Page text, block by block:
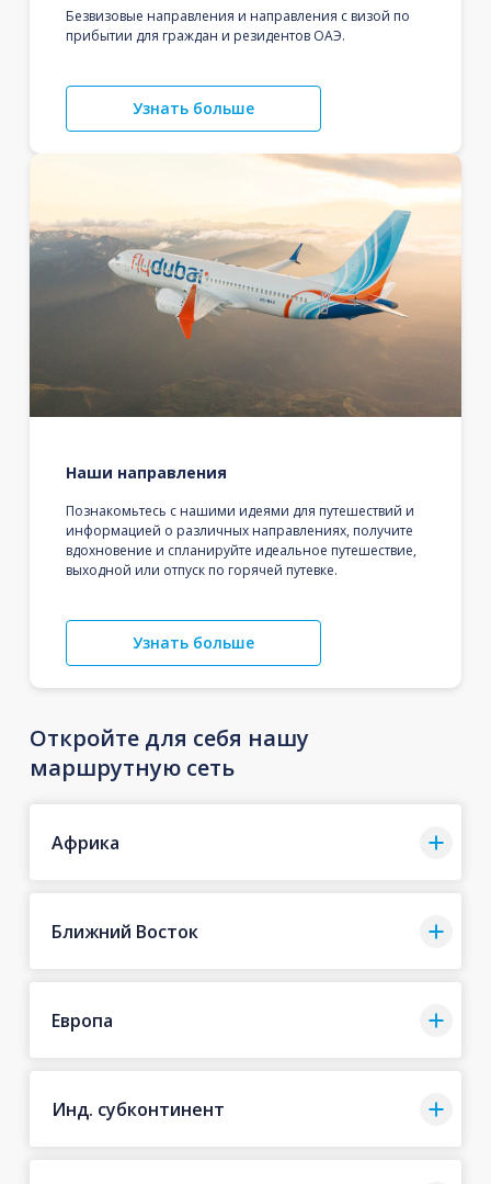
Безвизовые направления и направления с визой по
прибытии для граждан и резидентов ОАЭ.
Узнать больше
Наши направления
Познакомьтесь с нашими идеями для путешествий и
информацией о различных направлениях, получите
вдохновение и спланируйте идеальное путешествие,
выходной или отпуск по горячей путевке.
Узнать больше
Откройте для себя нашу
маршрутную сеть
Африка
Ближний Восток
Европа
Инд. субконтинент